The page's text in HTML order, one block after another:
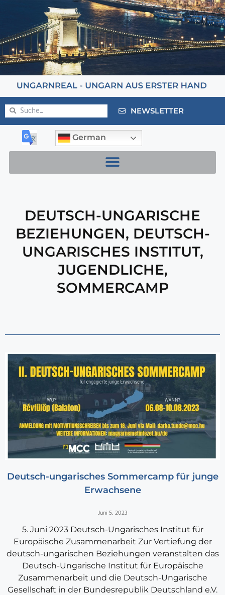
NEWSLETTER
German
DEUTSCH-UNGARISCHE
BEZIEHUNGEN, DEUTSCH-
UNGARISCHES INSTITUT,
JUGENDLICHE,
SOMMERCAMP
Deutsch-ungarisches Sommercamp für junge
Erwachsene
Juni 5, 2023
5. Juni 2023 Deutsch-Ungarisches Institut für
Europäische Zusammenarbeit Zur Vertiefung der
deutsch-ungarischen Beziehungen veranstalten das
Deutsch-Ungarische Institut für Europäische
Zusammenarbeit und die Deutsch-Ungarische
Gesellschaft in der Bundesrepublik Deutschland e.V.